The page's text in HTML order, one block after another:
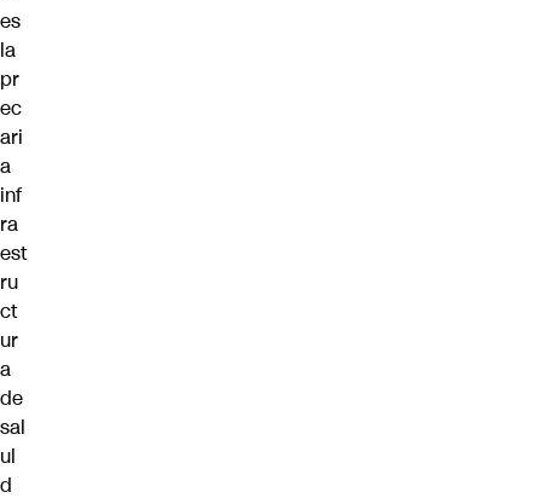
es
la
pr
ec
ari
a
inf
ra
est
ru
ct
ur
a
de
sal
ul
d